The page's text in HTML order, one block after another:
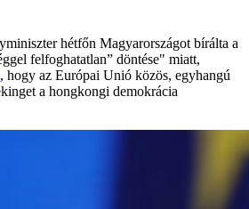
hétfőn Magyarországot bírálta a
felfoghatatlan” döntése" miatt,
, hogy az Európai Unió közös, egyhangú
a hongkongi demokrácia